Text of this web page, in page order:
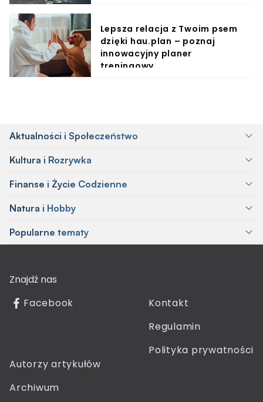
Lepsza relacja z Twoim psem
dzięki hau.plan – poznaj
innowacyjny planer
treningowy
Aktualności i Społeczeństwo
Kultura i Rozrywka
Finanse i Życie Codzienne
Natura i Hobby
Popularne tematy
Znajdź nas
Facebook
Kontakt
Regulamin
Polityka prywatności
Autorzy artykułów
Archiwum